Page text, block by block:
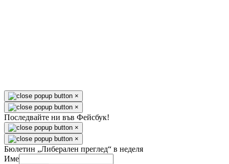
×
×
Последвайте ни във Фейсбук!
×
×
Бюлетин „Либерален преглед“ в неделя
Име